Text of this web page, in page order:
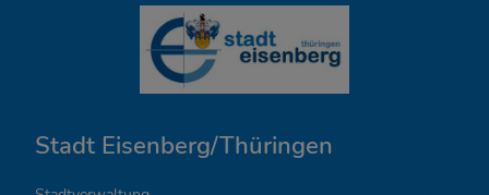
u
Stadt Eisenberg/Thüringen